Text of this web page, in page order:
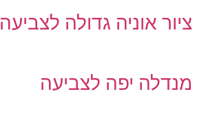
ציור אוניה גדולה לצביעה
מנדלה יפה לצביעה